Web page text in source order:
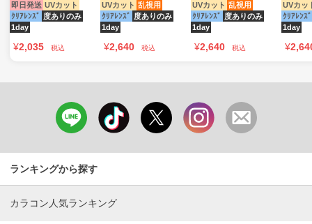
即日発送 UVカット
ｸﾘｱﾚﾝｽﾞ 度ありのみ
1day
¥2,035 税込
UVカット 乱視用
ｸﾘｱﾚﾝｽﾞ 度ありのみ
1day
¥2,640 税込
UVカット 乱視用
ｸﾘｱﾚﾝｽﾞ 度ありのみ
1day
¥2,640 税込
UVカッ
ｸﾘｱﾚﾝｽﾞ
1day
¥
ランキングから探す
カラコン人気ランキング